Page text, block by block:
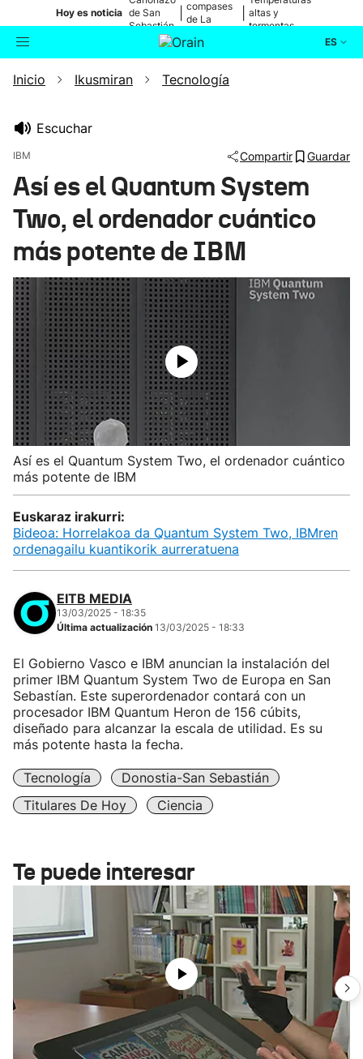
Hoy es noticia de San
Sebastián
compases
de La
altas y
tormentas
ES
Buscador Actualidad
Ikusmiran
Eguraldia
Inicio Ikusmiran Tecnología
Escuchar
IBM Compartir Guardar
Así es el Quantum System
Two, el ordenador cuántico
más potente de IBM
Así es el Quantum System Two, el ordenador cuántico
más potente de IBM
Euskaraz irakurri:
Bideoa: Horrelakoa da Quantum System Two, IBMren
ordenagailu kuantikorik aurreratuena
EITB MEDIA
13/03/2025 - 18:35
Última actualización 13/03/2025 - 18:33
El Gobierno Vasco e IBM anuncian la instalación del
primer IBM Quantum System Two de Europa en San
Sebastían. Este superordenador contará con un
procesador IBM Quantum Heron de 156 cúbits,
diseñado para alcanzar la escala de utilidad. Es su
más potente hasta la fecha.
Tecnología
Donostia-San Sebastián
Titulares De Hoy
Ciencia
Te puede interesar